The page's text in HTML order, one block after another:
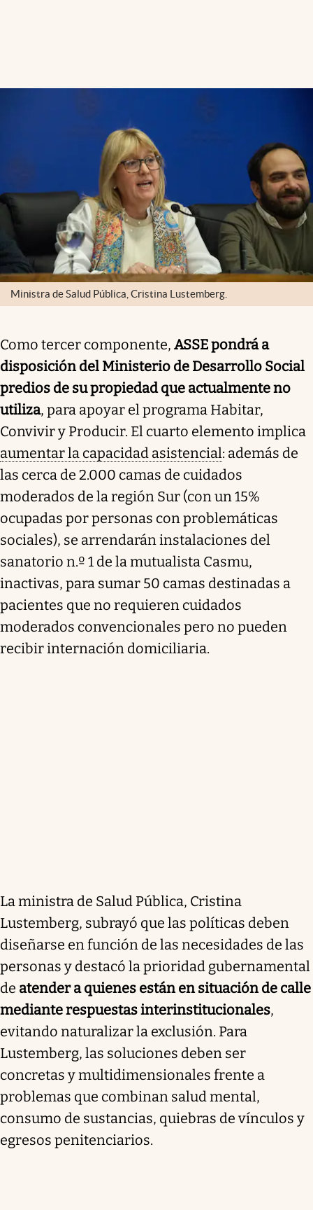
Ministra de Salud Pública, Cristina Lustemberg.
Como tercer componente, ASSE pondrá a
disposición del Ministerio de Desarrollo Social
predios de su propiedad que actualmente no
utiliza, para apoyar el programa Habitar,
Convivir y Producir. El cuarto elemento implica
aumentar la capacidad asistencial: además de
las cerca de 2.000 camas de cuidados
moderados de la región Sur (con un 15%
ocupadas por personas con problemáticas
sociales), se arrendarán instalaciones del
sanatorio n.º 1 de la mutualista Casmu,
inactivas, para sumar 50 camas destinadas a
pacientes que no requieren cuidados
moderados convencionales pero no pueden
recibir internación domiciliaria.
La ministra de Salud Pública, Cristina
Lustemberg, subrayó que las políticas deben
diseñarse en función de las necesidades de las
personas y destacó la prioridad gubernamental
de atender a quienes están en situación de calle
mediante respuestas interinstitucionales,
evitando naturalizar la exclusión. Para
Lustemberg, las soluciones deben ser
concretas y multidimensionales frente a
problemas que combinan salud mental,
consumo de sustancias, quiebras de vínculos y
egresos penitenciarios.